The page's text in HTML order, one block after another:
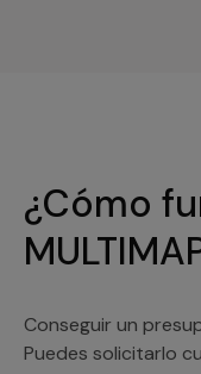
¿Cómo
Conseguir un
Puedes solicitarlo